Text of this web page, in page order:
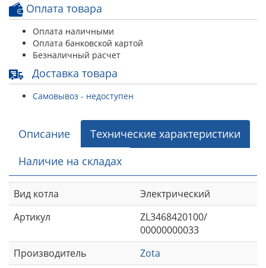
Оплата товара
Оплата наличными
Оплата банковской картой
Безналичный расчет
Доставка товара
Самовывоз - недоступен
Описание
Технические характеристики
Наличие на складах
Вид котла
Электрический
Артикул
ZL3468420100/
00000000033
Производитель
Zota